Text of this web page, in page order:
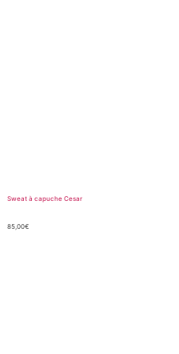
Sweat à capuche Cesar
85,00€